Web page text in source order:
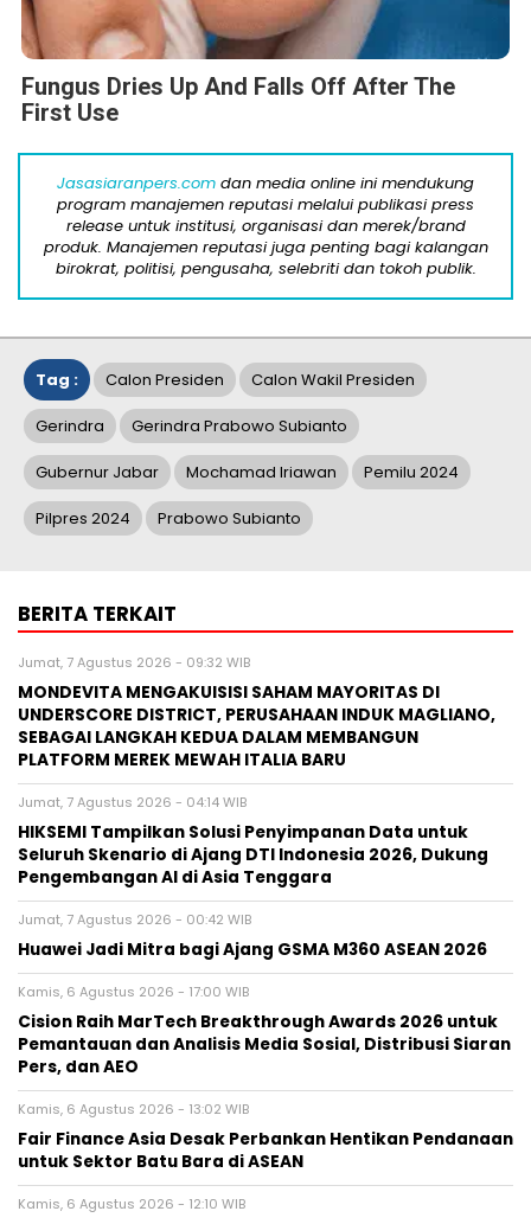
Fungus Dries Up And Falls Off After The
First Use
Jasasiaranpers.com dan media online ini mendukung
program manajemen reputasi melalui publikasi press
release untuk institusi, organisasi dan merek/brand
produk. Manajemen reputasi juga penting bagi kalangan
birokrat, politisi, pengusaha, selebriti dan tokoh publik.
Tag : Calon Presiden Calon Wakil Presiden
Gerindra Gerindra Prabowo Subianto
Gubernur Jabar Mochamad Iriawan Pemilu 2024
Pilpres 2024 Prabowo Subianto
BERITA TERKAIT
Jumat, 7 Agustus 2026 - 09:32 WIB
MONDEVITA MENGAKUISISI SAHAM MAYORITAS DI
UNDERSCORE DISTRICT, PERUSAHAAN INDUK MAGLIANO,
SEBAGAI LANGKAH KEDUA DALAM MEMBANGUN
PLATFORM MEREK MEWAH ITALIA BARU
Jumat, 7 Agustus 2026 - 04:14 WIB
HIKSEMI Tampilkan Solusi Penyimpanan Data untuk
Seluruh Skenario di Ajang DTI Indonesia 2026, Dukung
Pengembangan AI di Asia Tenggara
Jumat, 7 Agustus 2026 - 00:42 WIB
Huawei Jadi Mitra bagi Ajang GSMA M360 ASEAN 2026
Kamis, 6 Agustus 2026 - 17:00 WIB
Cision Raih MarTech Breakthrough Awards 2026 untuk
Pemantauan dan Analisis Media Sosial, Distribusi Siaran
Pers, dan AEO
Kamis, 6 Agustus 2026 - 13:02 WIB
Fair Finance Asia Desak Perbankan Hentikan Pendanaan
untuk Sektor Batu Bara di ASEAN
Kamis, 6 Agustus 2026 - 12:10 WIB